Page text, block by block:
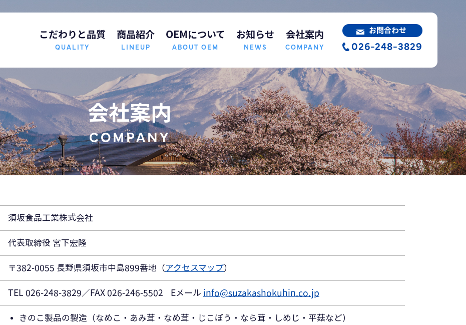
こだわりと品質
QUALITY
商品紹介
LINEUP
OEMについて
ABOUT OEM
お知らせ
NEWS
会社案内
COMPANY
お問合わせ
026-248-3829
会社案内
COMPANY
須坂食品工業株式会社
代表取締役 宮下宏隆
〒382-0055 長野県須坂市中島899番地（アクセスマップ）
TEL 026-248-3829／FAX 026-246-5502 Eメール info@suzakashokuhin.co.jp
きのこ製品の製造（なめこ・あみ茸・なめ茸・じこぼう・なら茸・しめじ・平菇など）